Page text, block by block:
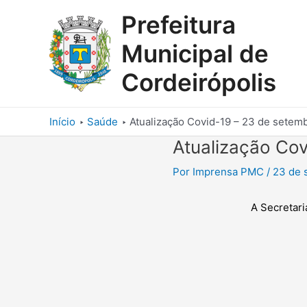
Prefeitura
Municipal de
Cordeirópolis
Início Saúde Atualização Covid-19 – 23 de
Atualização
Por Imprensa PMC / 23 de
A